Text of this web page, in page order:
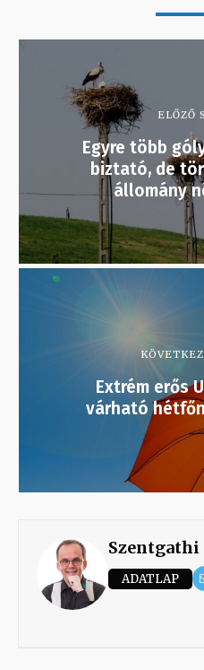
ELŐZŐ
Egyre több
biztató, de
állomány
Extrém erős
várható
Szentgathi
ADATLAP